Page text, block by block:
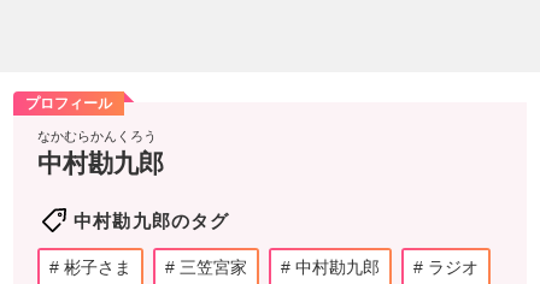
プロフィール
なかむらかんくろう
中村勘九郎
中村勘九郎のタグ
彬子さま 三笠宮家 中村勘九郎 ラジオ